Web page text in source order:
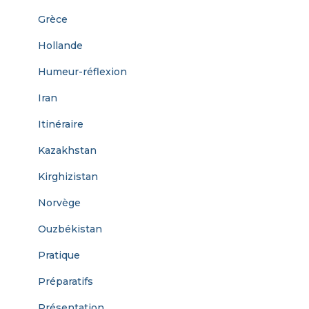
Grèce
Hollande
Humeur-réflexion
Iran
Itinéraire
Kazakhstan
Kirghizistan
Norvège
Ouzbékistan
Pratique
Préparatifs